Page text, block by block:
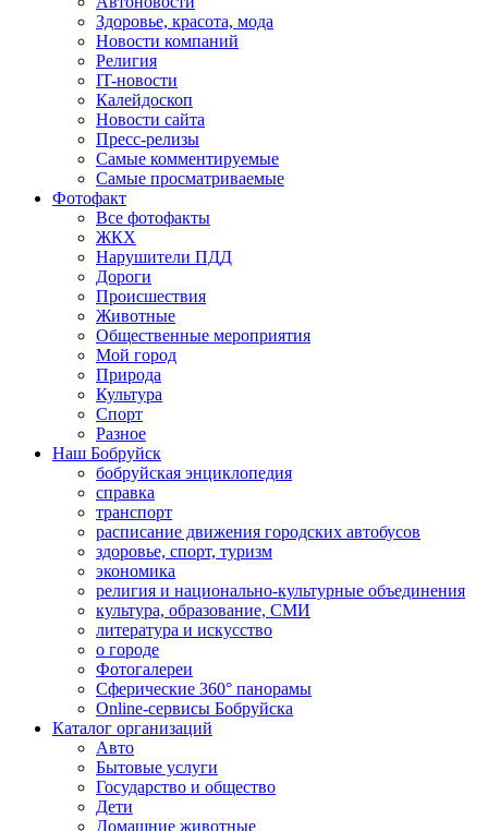
Здоровье, красота, мода
Новости компаний
Религия
IT-новости
Калейдоскоп
Новости сайта
Пресс-релизы
Самые комментируемые
Самые просматриваемые
Фотофакт
Все фотофакты
ЖКХ
Нарушители ПДД
Дороги
Происшествия
Животные
Общественные мероприятия
Мой город
Природа
Культура
Спорт
Разное
Наш Бобруйск
бобруйская энциклопедия
справка
транспорт
расписание движения городских автобусов
здоровье, спорт, туризм
экономика
религия и национально-культурные объединения
культура, образование, СМИ
литература и искусство
о городе
Фотогалереи
Сферические 360° панорамы
Online-сервисы Бобруйска
Каталог организаций
Авто
Бытовые услуги
Государство и общество
Дети
Домашние животные